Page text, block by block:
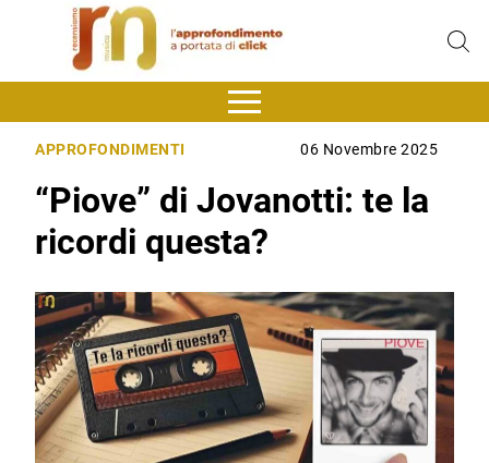
APPROFONDIMENTI 06 Novembre 2025
“Piove” di Jovanotti: te la
ricordi questa?